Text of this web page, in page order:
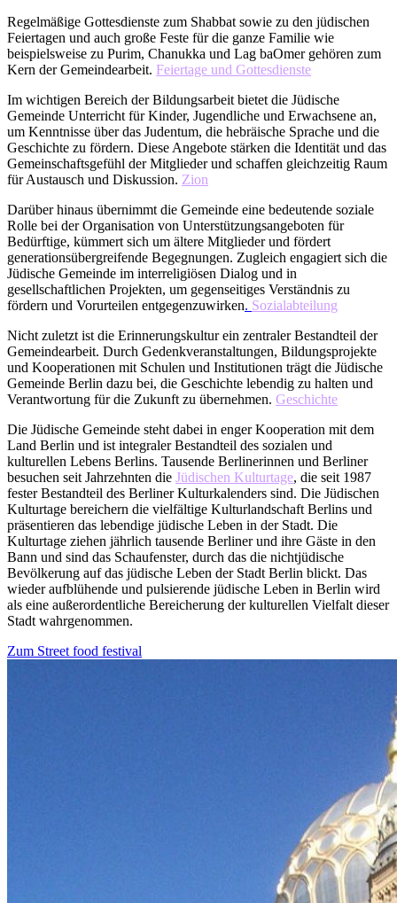
Regelmäßige Gottesdienste zum Shabbat sowie zu den jüdischen
Feiertagen und auch große Feste für die ganze Familie wie
beispielsweise zu Purim, Chanukka und Lag baOmer gehören zum
Kern der Gemeindearbeit. Feiertage und Gottesdienste
Im wichtigen Bereich der Bildungsarbeit bietet die Jüdische
Gemeinde Unterricht für Kinder, Jugendliche und Erwachsene an,
um Kenntnisse über das Judentum, die hebräische Sprache und die
Geschichte zu fördern. Diese Angebote stärken die Identität und das
Gemeinschaftsgefühl der Mitglieder und schaffen gleichzeitig Raum
für Austausch und Diskussion. Zion
Darüber hinaus übernimmt die Gemeinde eine bedeutende soziale
Rolle bei der Organisation von Unterstützungsangeboten für
Bedürftige, kümmert sich um ältere Mitglieder und fördert
generationsübergreifende Begegnungen. Zugleich engagiert sich die
Jüdische Gemeinde im interreligiösen Dialog und in
gesellschaftlichen Projekten, um gegenseitiges Verständnis zu
fördern und Vorurteilen entgegenzuwirken. Sozialabteilung
Nicht zuletzt ist die Erinnerungskultur ein zentraler Bestandteil der
Gemeindearbeit. Durch Gedenkveranstaltungen, Bildungsprojekte
und Kooperationen mit Schulen und Institutionen trägt die Jüdische
Gemeinde Berlin dazu bei, die Geschichte lebendig zu halten und
Verantwortung für die Zukunft zu übernehmen. Geschichte
Die Jüdische Gemeinde steht dabei in enger Kooperation mit dem
Land Berlin und ist integraler Bestandteil des sozialen und
kulturellen Lebens Berlins. Tausende Berlinerinnen und Berliner
besuchen seit Jahrzehnten die Jüdischen Kulturtage, die seit 1987
fester Bestandteil des Berliner Kulturkalenders sind. Die Jüdischen
Kulturtage bereichern die vielfältige Kulturlandschaft Berlins und
präsentieren das lebendige jüdische Leben in der Stadt. Die
Kulturtage ziehen jährlich tausende Berliner und ihre Gäste in den
Bann und sind das Schaufenster, durch das die nichtjüdische
Bevölkerung auf das jüdische Leben der Stadt Berlin blickt. Das
wieder aufblühende und pulsierende jüdische Leben in Berlin wird
als eine außerordentliche Bereicherung der kulturellen Vielfalt dieser
Stadt wahrgenommen.
Zum Street food festival